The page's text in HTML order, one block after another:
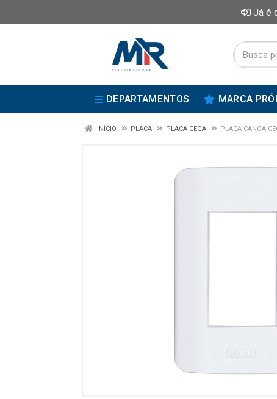
Já é
DEPARTAMENTOS MARCA
INÍCIO PLACA PLACA CEGA PLACA CANOA